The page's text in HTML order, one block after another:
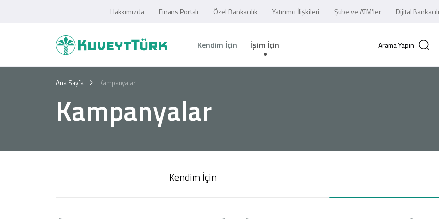
Hakkımızda Finans Portalı Özel Bankacılık Yatırımcı İlişkileri Şube ve ATM’ler Dijital
Kendim İçin İşim İçin Arama Yapın
Ana Sayfa Kampanyalar
Kampanyalar
Kendim İçin